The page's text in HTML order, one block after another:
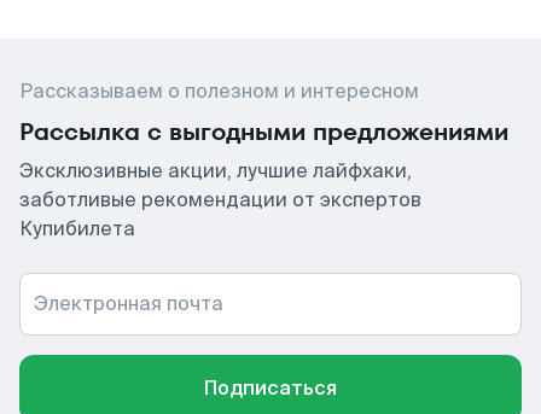
Рассказываем о полезном и интересном
Рассылка с выгодными предложениями
Эксклюзивные акции, лучшие лайфхаки,
заботливые рекомендации от экспертов
Купибилета
Электронная почта
Подписаться